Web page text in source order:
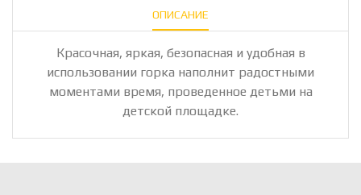
ОПИСАНИЕ
Красочная, яркая, безопасная и удобная в
использовании горка наполнит радостными
моментами время, проведенное детьми на
детской площадке.